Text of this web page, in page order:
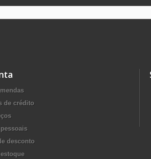
de crédito
desconto